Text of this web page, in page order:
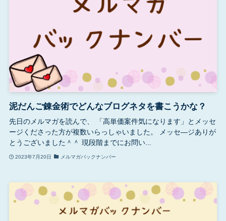
泥だんご錬金術でどんなブログネタを書こうかな？
先日のメルマガを読んで、 「高単価案件気になります」とメッセ
ージくださった方が複数いらっしゃいました。 メッセ―ジありが
とうございました＾＾ 現段階までにお問い...
2023年7月20日 メルマガバックナンバー